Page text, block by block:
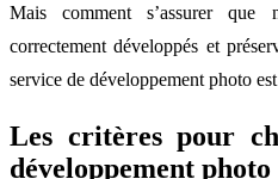
Mais comment s’assurer que
correctement développés et
service de développement photo
Les critères pour
développement photo